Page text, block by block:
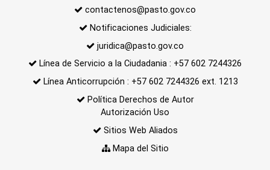
contactenos@pasto.gov.co
Notificaciones Judiciales:
juridica@pasto.gov.co
Línea de Servicio a la Ciudadania : +57 602 7244326
Línea Anticorrupción : +57 602 7244326 ext. 1213
Política Derechos de Autor
Autorización Uso
Sitios Web Aliados
Mapa del Sitio